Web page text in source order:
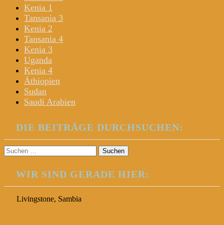
Kenia 1
Tansania 3
Kenia 2
Tansania 4
Kenia 3
Uganda
Kenia 4
Äthiopien
Sudan
Saudi Arabien
DIE BEITRÄGE DURCHSUCHEN:
Suchen
nach:
WIR SIND GERADE HIER:
Livingstone, Sambia